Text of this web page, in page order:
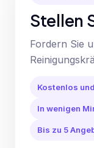
Stellen
Fordern Sie
Kostenlos
In wenigen
Bis zu 5